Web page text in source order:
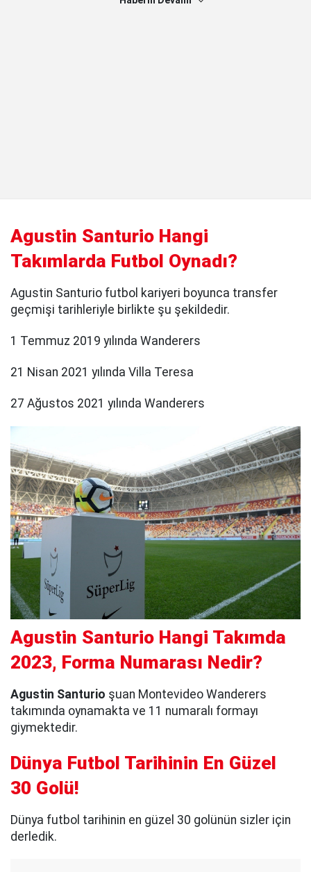
Agustin Santurio Hangi
Takımlarda Futbol Oynadı?
Agustin Santurio futbol kariyeri boyunca transfer
geçmişi tarihleriyle birlikte şu şekildedir.
1 Temmuz 2019 yılında Wanderers
21 Nisan 2021 yılında Villa Teresa
27 Ağustos 2021 yılında Wanderers
Agustin Santurio Hangi Takımda
2023, Forma Numarası Nedir?
Agustin Santurio şuan Montevideo Wanderers
takımında oynamakta ve 11 numaralı formayı
giymektedir.
Dünya Futbol Tarihinin En Güzel
30 Golü!
Dünya futbol tarihinin en güzel 30 golünün sizler için
derledik.